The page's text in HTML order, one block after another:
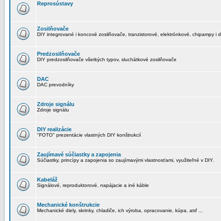
Reprosústavy
Zosilňovače
DIY integrované i koncové zosilňovače, tranzistorové, elektrónkové, chipampy i
Predzosilňovače
DIY predzosilňovače všetkých typov, sluchátkové zosilňovače
DAC
DAC prevodníky
Zdroje signálu
Zdroje signálu
DIY realizácie
"FOTO" prezentácie vlastných DIY konštrukcií
Zaujímavé súčiastky a zapojenia
Súčiastky, princípy a zapojenia so zaujímavými vlastnosťami, využiteľné v DIY.
Kabeláž
Signálové, reproduktorové, napájacie a iné káble
Mechanické konštrukcie
Mechanické diely, skrinky, chladiče, ich výroba, opracovanie, kúpa, atď ...